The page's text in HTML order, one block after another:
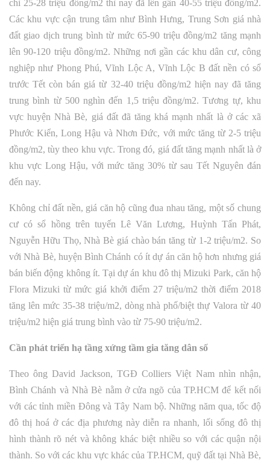
chỉ 25-28 triệu đồng/m2 thì nay đã lên gần 40-55 triệu đồng/m2.
Các khu vực cận trung tâm như Bình Hưng, Trung Sơn giá nhà
đất giao dịch trung bình từ mức 65-90 triệu đồng/m2 tăng mạnh
lên 90-120 triệu đồng/m2. Những nơi gần các khu dân cư, công
nghiệp như Phong Phú, Vĩnh Lộc A, Vĩnh Lộc B đất nền có sổ
trước Tết còn bán giá từ 32-40 triệu đồng/m2 hiện nay đã tăng
trung bình từ 500 nghìn đến 1,5 triệu đồng/m2. Tương tự, khu
vực huyện Nhà Bè, giá đất đã tăng khá mạnh nhất là ở các xã
Phước Kiển, Long Hậu và Nhơn Đức, với mức tăng từ 2-5 triệu
đồng/m2, tùy theo khu vực. Trong đó, giá đất tăng mạnh nhất là ở
khu vực Long Hậu, với mức tăng 30% từ sau Tết Nguyên đán
đến nay.
Không chỉ đất nền, giá căn hộ cũng đua nhau tăng, một số chung
cư có sổ hồng trên tuyến Lê Văn Lương, Huỳnh Tấn Phát,
Nguyễn Hữu Thọ, Nhà Bè giá chào bán tăng từ 1-2 triệu/m2. So
với Nhà Bè, huyện Bình Chánh có ít dự án căn hộ hơn nhưng giá
bán biến động không ít. Tại dự án khu đô thị Mizuki Park, căn hộ
Flora Mizuki từ mức giá khởi điểm 27 triệu/m2 thời điểm 2018
tăng lên mức 35-38 triệu/m2, dòng nhà phố/biệt thự Valora từ 40
triệu/m2 hiện giá trung bình vào từ 75-90 triệu/m2.
Cần phát triển hạ tầng xứng tầm gia tăng dân số
Theo ông David Jackson, TGĐ Colliers Việt Nam nhìn nhận,
Bình Chánh và Nhà Bè nằm ở cửa ngõ của TP.HCM để kết nối
với các tỉnh miền Đông và Tây Nam bộ. Những năm qua, tốc độ
đô thị hoá ở các địa phương này diễn ra nhanh, lối sống đô thị
hình thành rõ nét và không khác biệt nhiều so với các quận nội
thành. So với các khu vực khác của TP.HCM, quỹ đất tại Nhà Bè,